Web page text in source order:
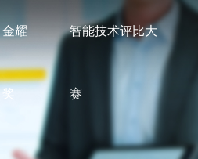
金耀
奖
智能技术评比大
赛